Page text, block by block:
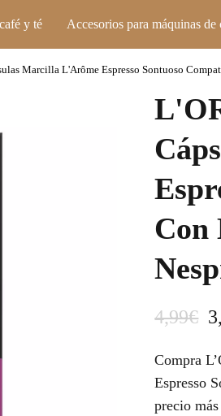
y té Accesorios para máquinas de
Marcilla L'Arôme Espresso Sontuoso
Con
4,99€ E
p
r
Compra
Espresso
precio